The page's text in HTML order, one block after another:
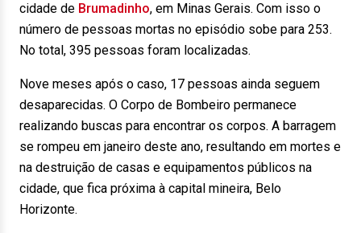
cidade de Brumadinho, em Minas Gerais. Com isso o
número de pessoas mortas no episódio sobe para 253.
No total, 395 pessoas foram localizadas.
Nove meses após o caso, 17 pessoas ainda seguem
desaparecidas. O Corpo de Bombeiro permanece
realizando buscas para encontrar os corpos. A barragem
se rompeu em janeiro deste ano, resultando em mortes e
na destruição de casas e equipamentos públicos na
cidade, que fica próxima à capital mineira, Belo
Horizonte.